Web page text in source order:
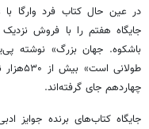
در عین حال کتاب فرد وارگا
باشکوه. جهان بزرگ» نوشته
چهاردهم جای گرفته‌اند.
جایگاه کتاب‌های برنده جوایز